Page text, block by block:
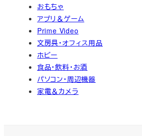
おもちゃ
アプリ＆ゲーム
Prime Video
文房具・オフィス用品
ホビー
食品・飲料・お酒
パソコン・周辺機器
家電＆カメラ